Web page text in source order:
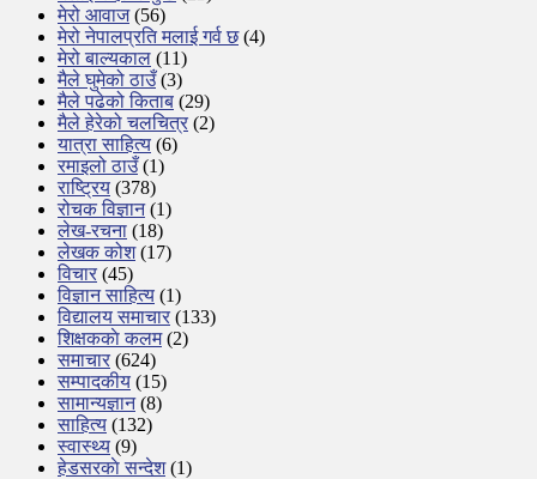
मेरो आवाज(56)
मेरो नेपालप्रति मलाई गर्व छ(4)
मेरो बाल्यकाल (11)
मैले घुमेको ठाउँ(3)
मैले पढेको किताब (29)
मैले हेरेको चलचित्र (2)
यात्रा साहित्य (6)
रमाइलो ठाउँ(1)
राष्ट्रिय (378)
रोचक विज्ञान(1)
लेख-रचना (18)
लेखक कोश(17)
विचार (45)
विज्ञान साहित्य (1)
विद्यालय समाचार (133)
शिक्षककाे कलम(2)
समाचार (624)
सम्पादकीय (15)
सामान्यज्ञान(8)
साहित्य (132)
स्वास्थ्य (9)
हेडसरकाे सन्देश(1)